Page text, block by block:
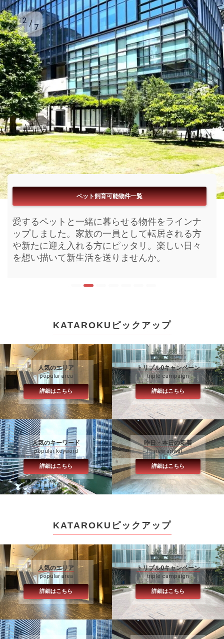
フリーレント付き物件一覧
お家賃無料期間が付いている物件をラインナッ
プしました。初期費用を減らし新しい家具家電
を揃えるのもお引越しの醍醐味。この機会にい
かがでしょうか。
ペット飼育可能物件一覧
愛するペットと一緒に暮らせる物件をラインナ
ップしました。家族の一員として転居される方
や新たに迎え入れる方にピッタリ。楽しい日々
を想い描いて新生活を送りませんか。
リアルタイム更新一覧
今まさに募集開始となった物件をラインナップ
しました。鮮度の良い活きた情報がここにはあ
ります。皆さまのお部屋探しにお役立て下さ
い。
閲覧数ランキング一覧
今KATAROKU内で注目されいてる物件を閲覧数
順にラインナップしました。人気の物件は時期
を問わずお申込みまで早くなりがちです。お好
みに合う物件の確保にご活用下さい。
パノラマ360°内見一覧
まるで内見をしているようなパノラマ搭載物件
をラインナップしました。現地内見前にイメー
ジを膨らませ現地でイメージをかためる。より
効率的なお部屋探しとなるような空間をお届け
駅近物件一覧
最寄り駅からサクッと帰宅が出来る物件をライ
ンナップしました。目まぐるしく進む毎日に少
しでも早い休息を。おうち時間を充実させてみ
ませんか。
ブランドマンション一覧
ブランド化された高級賃貸をラインナップしま
した。快適な新生活を送る為の設備や充実のル
ームプランからお選びいただけます。素敵な
日々は素敵な新居から始まります。
2
7
KATAROKUピックアップ
人気のエリア
popular area
詳細はこちら
トリプル0キャンペーン
triple campaign
詳細はこちら
人気のキーワード
popular keyword
詳細はこちら
昨日・本日の新着
new arrival
詳細はこちら
KATAROKUピックアップ
人気のエリア
popular area
詳細はこちら
トリプル0キャンペーン
triple campaign
詳細はこちら